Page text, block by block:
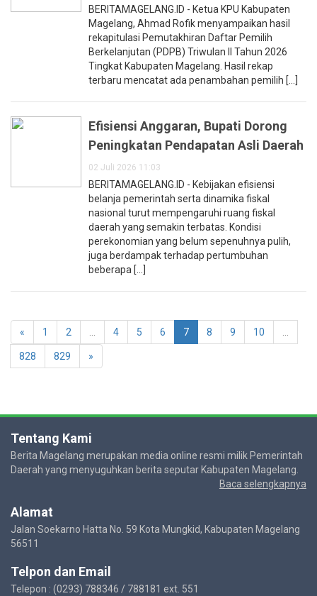
BERITAMAGELANG.ID - Ketua KPU Kabupaten
Magelang, Ahmad Rofik menyampaikan hasil
rekapitulasi Pemutakhiran Daftar Pemilih
Berkelanjutan (PDPB) Triwulan II Tahun 2026
Tingkat Kabupaten Magelang. Hasil rekap
terbaru mencatat ada penambahan pemilih [...]
Efisiensi Anggaran, Bupati Dorong
Peningkatan Pendapatan Asli Daerah
02 Juli 2026 11:03
BERITAMAGELANG.ID - Kebijakan efisiensi
belanja pemerintah serta dinamika fiskal
nasional turut mempengaruhi ruang fiskal
daerah yang semakin terbatas. Kondisi
perekonomian yang belum sepenuhnya pulih,
juga berdampak terhadap pertumbuhan
beberapa [...]
« 1 2 4 5 6 7 8 9 10
828 829 »
Tentang Kami
Berita Magelang merupakan media online resmi milik Pemerintah
Daerah yang menyuguhkan berita seputar Kabupaten Magelang.
Baca selengkapnya
Alamat
Jalan Soekarno Hatta No. 59 Kota Mungkid, Kabupaten Magelang
56511
Telpon dan Email
Telepon : (0293) 788346 / 788181 ext. 551